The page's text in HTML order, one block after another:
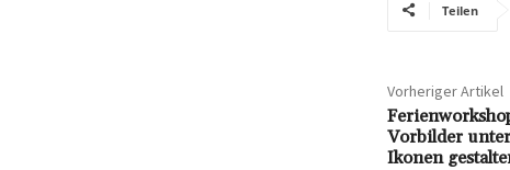
Teilen
Vorheriger Artikel
Vorbilder
Ikonen